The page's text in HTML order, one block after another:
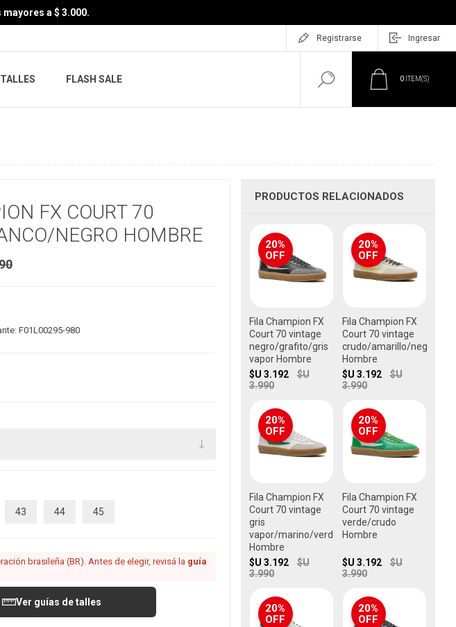
a $ 3.000.
Registrarse Ingresar
FLASH SALE 0 ITEM(S)
FX COURT 70
NEGRO HOMBRE
F01L00295-980
43 44 45
brasileña (BR). Antes de elegir, revisá la guía
Ver guías de talles
PRODUCTOS RELACIONADOS
20%
OFF
Fila Champion FX
Court 70 vintage
negro/grafito/gris
vapor Hombre
$U 3.192
$U
3.990
20%
OFF
Fila Champion FX
Court 70 vintage
crudo/amarillo/negro
Hombre
$U 3.192
$U
3.990
20%
OFF
Fila Champion FX
Court 70 vintage
gris
vapor/marino/verde
Hombre
$U 3.192
$U
3.990
20%
OFF
Fila Champion FX
Court 70 vintage
verde/crudo
Hombre
$U 3.192
$U
3.990
20%
OFF
20%
OFF